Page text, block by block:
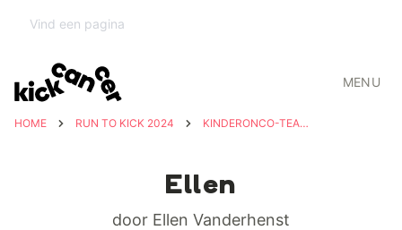
MENU
HOME RUN TO KICK 2024 KINDERONCO-TEAM UZ LEUVEN
Ellen
door Ellen Vanderhenst